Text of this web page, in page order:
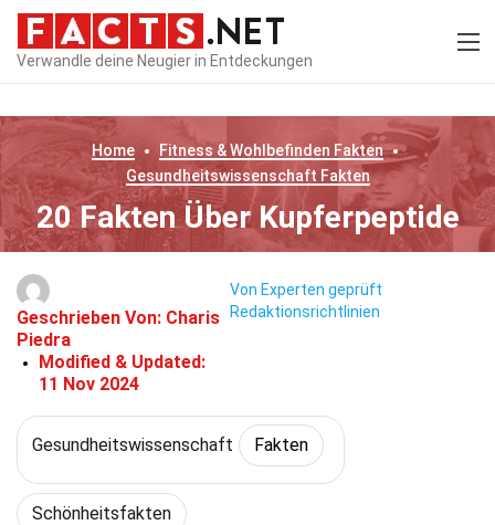
Verwandle deine Neugier in Entdeckungen
Home Fitness & Wohlbefinden Fakten
Gesundheitswissenschaft Fakten
20 Fakten Über Kupferpeptide
Geschrieben Von: Charis
Piedra
Modified & Updated:
11 Nov 2024
Von Experten geprüft
Redaktionsrichtlinien
Gesundheitswissenschaft Fakten
Schönheitsfakten